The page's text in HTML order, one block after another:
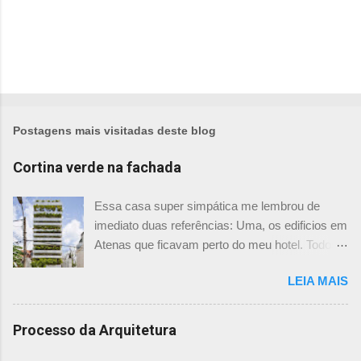
Postagens mais visitadas deste blog
Cortina verde na fachada
Essa casa super simpática me lembrou de
imediato duas referências: Uma, os edificios em
Atenas que ficavam perto do meu hotel. Todos
ficassem tão simpáticos! Mas olhando com
mais foco, me veio a segunda referência. Na
verdade as fachadas da frente e fundos são
como segundas peles, floreiras que criam um
LEIA MAIS
Processo da Arquitetura